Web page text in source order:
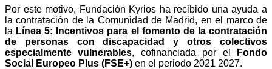
Por este motivo, Fundación Kyrios ha recibido una ayuda a
la contratación de la Comunidad de Madrid, en el marco de
la Línea 5: Incentivos para el fomento de la contratación
de personas con discapacidad y otros colectivos
especialmente vulnerables, cofinanciada por el
Fondo
Social Europeo Plus (FSE+) en el periodo 2021 2027.